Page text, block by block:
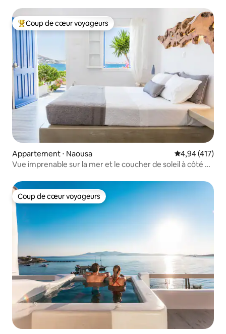
Coups de cœur voyageurs les plus appréciés
Coup de cœur voyageurs
Appartement ⋅ Naousa Évaluation
4,94 (417)
Vue imprenable sur la mer et le coucher de soleil à côté de
Coup de cœur voyageurs
Coup de cœur voyageurs